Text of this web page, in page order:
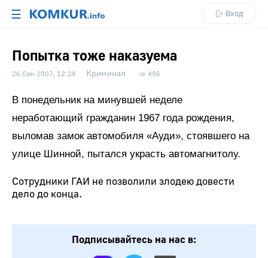
☰ Вход
Попытка тоже наказуема
26 Сен 2007, 12:28 Криминал 496
В понедельник на минувшей неделе
неработающий гражданин 1967 года рождения,
выломав замок автомобиля «Ауди», стоявшего на
улице Шинной, пытался украсть автомагнитолу.
Сотрудники ГАИ не позволили злодею довести
дело до конца.
Подписывайтесь на нас в: